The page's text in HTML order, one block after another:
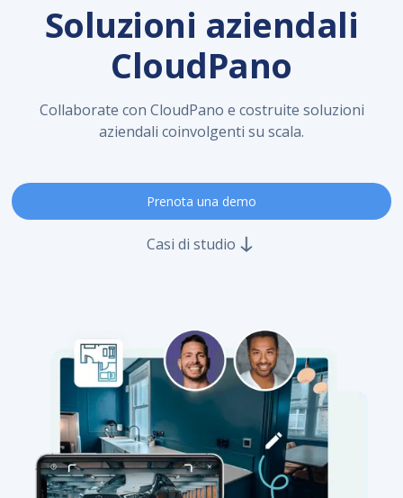
Soluzioni aziendali
CloudPano
Collaborate con CloudPano e costruite soluzioni
aziendali coinvolgenti su scala.
Prenota una demo
Casi di studio